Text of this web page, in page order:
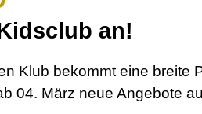
an!
Klub bekommt eine breite
04. März neue Angebote